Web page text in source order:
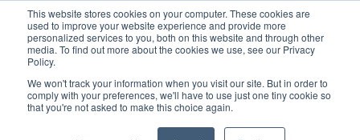
This website stores cookies on your computer. These cookies are
used to improve your website experience and provide more
personalized services to you, both on this website and through other
media. To find out more about the cookies we use, see our Privacy
Policy.
We won't track your information when you visit our site. But in order to
comply with your preferences, we'll have to use just one tiny cookie so
that you're not asked to make this choice again.